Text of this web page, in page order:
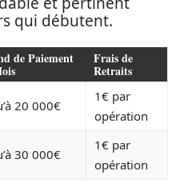
qui débutent.
de Paiement Frais de
Retraits
20 000€
1€ par
opération
30 000€
1€ par
opération